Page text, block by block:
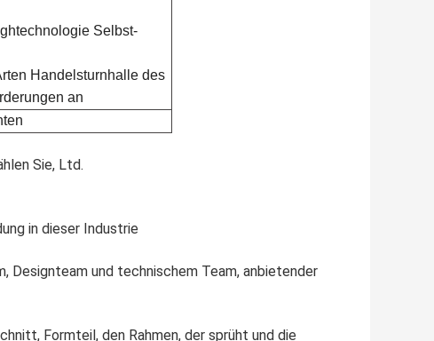
Selbst-
Handelsturnhalle des
an
Sie, Ltd.
in dieser Industrie
und technischem Team, anbietender
Formteil, den Rahmen, der sprüht und die